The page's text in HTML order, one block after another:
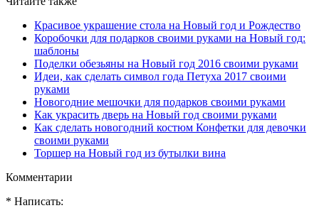
Красивое украшение стола на Новый год и Рождество
Коробочки для подарков своими руками на Новый год:
шаблоны
Поделки обезьяны на Новый год 2016 своими руками
Идеи, как сделать символ года Петуха 2017 своими
руками
Новогодние мешочки для подарков своими руками
Как украсить дверь на Новый год своими руками
Как сделать новогодний костюм Конфетки для девочки
своими руками
Торшер на Новый год из бутылки вина
Комментарии
* Написать: